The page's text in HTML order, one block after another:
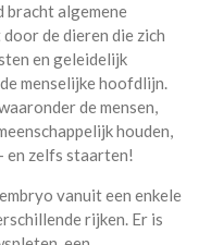
bracht algemene
de dieren die zich
en geleidelijk
menselijke hoofdlijn.
de mensen,
houden,
en zelfs staarten!
vanuit een enkele
rijken. Er is